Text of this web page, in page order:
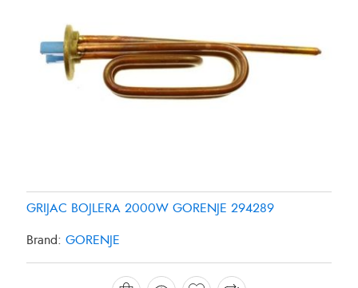
GRIJAC BOJLERA 2000W GORENJE 294289
Brand: GORENJE
GRIJAC FRIZIDERA SAMSUNG DA9600013Y
Brand: SAMSUNG
GRIJAC FRIZIDERA SAMSUNG DA96-00280K
Brand: SAMSUNG